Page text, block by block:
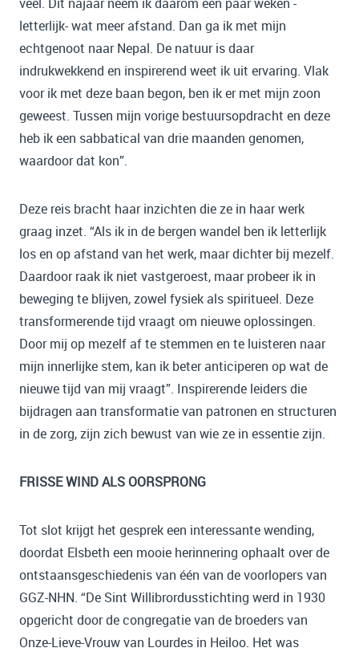
letterlijk- wat meer afstand. Dan ga ik met mijn
echtgenoot naar Nepal. De natuur is daar
indrukwekkend en inspirerend weet ik uit ervaring. Vlak
voor ik met deze baan begon, ben ik er met mijn zoon
geweest. Tussen mijn vorige bestuursopdracht en deze
heb ik een sabbatical van drie maanden genomen,
waardoor dat kon”.
Deze reis bracht haar inzichten die ze in haar werk
graag inzet. “Als ik in de bergen wandel ben ik letterlijk
los en op afstand van het werk, maar dichter bij mezelf.
Daardoor raak ik niet vastgeroest, maar probeer ik in
beweging te blijven, zowel fysiek als spiritueel. Deze
transformerende tijd vraagt om nieuwe oplossingen.
Door mij op mezelf af te stemmen en te luisteren naar
mijn innerlijke stem, kan ik beter anticiperen op wat de
nieuwe tijd van mij vraagt”. Inspirerende leiders die
bijdragen aan transformatie van patronen en structuren
in de zorg, zijn zich bewust van wie ze in essentie zijn.
FRISSE WIND ALS OORSPRONG
Tot slot krijgt het gesprek een interessante wending,
doordat Elsbeth een mooie herinnering ophaalt over de
ontstaansgeschiedenis van één van de voorlopers van
GGZ-NHN. “De Sint Willibrordusstichting werd in 1930
opgericht door de congregatie van de broeders van
Onze-Lieve-Vrouw van Lourdes in Heiloo. Het was